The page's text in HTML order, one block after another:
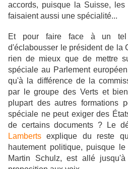
accords, puisque la Suisse,
faisaient aussi une spécialité...
Et pour faire face à un tel
d'éclabousser le président de la
rien de mieux que de mettre
spéciale au Parlement
qu'à la différence de la
par le groupe des Verts et
plupart des autres formations
spéciale ne peut exiger des
de certains documents ? Le
Lamberts explique du reste
hautement politique, puisque
Martin Schulz, est allé